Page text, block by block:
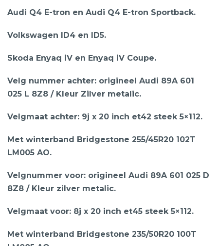
Audi Q4 E-tron en Audi Q4 E-tron Sportback.
Volkswagen ID4 en ID5.
Skoda Enyaq iV en Enyaq iV Coupe.
Velg nummer achter: origineel Audi 89A 601
025 L 8Z8 / Kleur Zilver metalic.
Velgmaat achter: 9j x 20 inch et42 steek 5×112.
Met winterband Bridgestone 255/45R20 102T
LM005 AO.
Velgnummer voor: origineel Audi 89A 601 025 D
8Z8 / Kleur zilver metalic.
Velgmaat voor: 8j x 20 inch et45 steek 5×112.
Met winterband Bridgestone 235/50R20 100T